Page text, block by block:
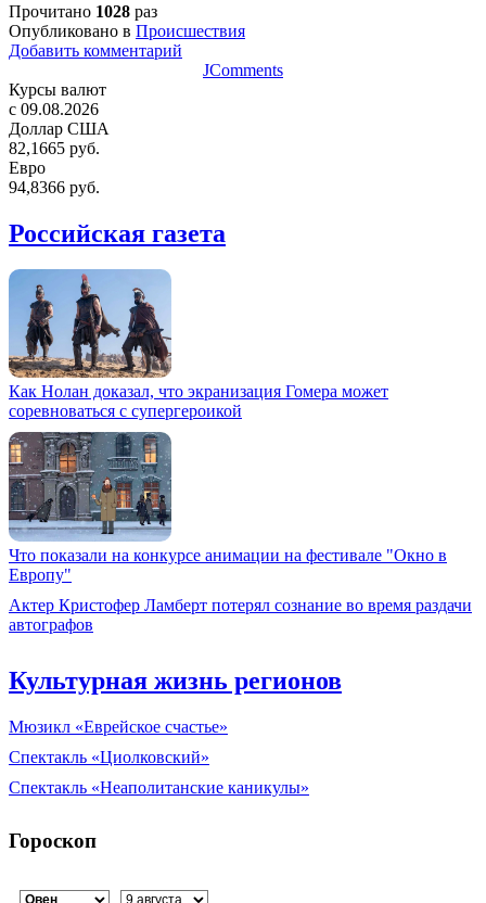
Прочитано 1028 раз
Опубликовано в Происшествия
Добавить комментарий
JComments
Курсы валют
c 09.08.2026
Доллар США
82,1665 руб.
Евро
94,8366 руб.
Российская газета
Как Нолан доказал, что экранизация Гомера может
соревноваться с супергероикой
Что показали на конкурсе анимации на фестивале "Окно в
Европу"
Актер Кристофер Ламберт потерял сознание во время раздачи
автографов
Культурная жизнь регионов
Мюзикл «Еврейское счастье»
Спектакль «Циолковский»
Спектакль «Неаполитанские каникулы»
Гороскоп